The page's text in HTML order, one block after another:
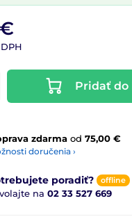
Pridať do
zdarma od 75,00 €
doručenia ›
poradiť? offline
na 02 33 527 669